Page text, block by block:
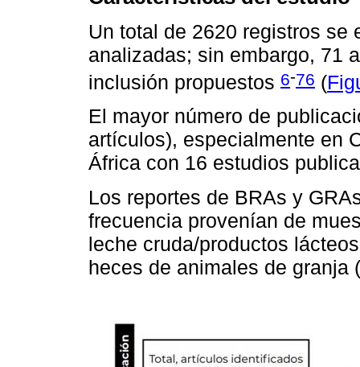
Un total de 2620 registros se
analizadas; sin embargo, 71
inclusión propuestos 6-76 (
El mayor número de
artículos), especialmente en
África con 16 estudios
Los reportes de BRAs y
frecuencia provenían de
leche cruda/productos
heces de animales de granja